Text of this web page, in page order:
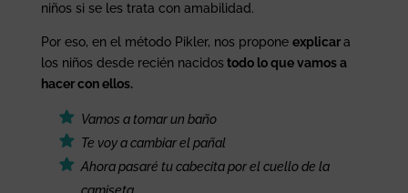
niños si se les trata con amabilidad.
Por eso, en el método Pikler, nos propone explicara
los niños desde recién nacidostodo lo que vamos a
hacer con ellos.
Vamos a tomar un baño
Te voy a cambiar el pañal
Ahora pasaré tu cabecita por el cuello de la